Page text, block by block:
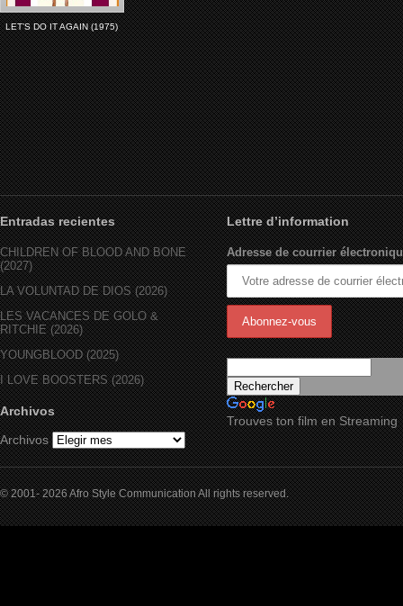
LET’S DO IT AGAIN (1975)
Entradas recientes
CHILDREN OF BLOOD AND BONE
(2027)
LA VOLUNTAD DE DIOS (2026)
LES VACANCES DE GOLO &
RITCHIE (2026)
YOUNGBLOOD (2025)
I LOVE BOOSTERS (2026)
Archivos
Archivos
Lettre d’information
Adresse de courrier
Trouves ton film en Streaming
© 2001- 2026 Afro Style Communication All rights reserved.